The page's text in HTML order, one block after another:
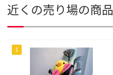
近くの売り場の商品